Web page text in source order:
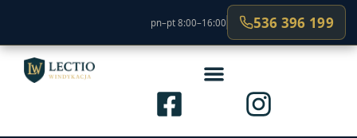
pn–pt 8:00–16:00 536 396 199